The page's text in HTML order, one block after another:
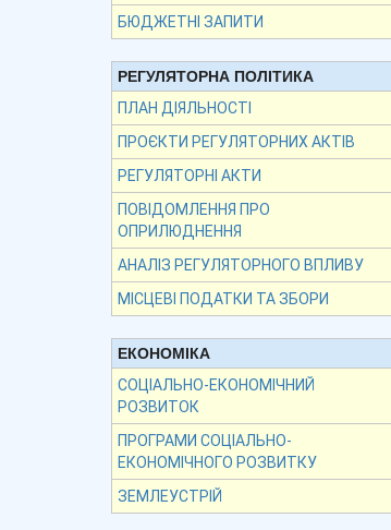
БЮДЖЕТНІ ЗАПИТИ
РЕГУЛЯТОРНА ПОЛІТИКА
ПЛАН ДІЯЛЬНОСТІ
ПРОЄКТИ РЕГУЛЯТОРНИХ АКТІВ
РЕГУЛЯТОРНІ АКТИ
ПОВІДОМЛЕННЯ ПРО
ОПРИЛЮДНЕННЯ
АНАЛІЗ РЕГУЛЯТОРНОГО ВПЛИВУ
МІСЦЕВІ ПОДАТКИ ТА ЗБОРИ
ЕКОНОМІКА
СОЦІАЛЬНО-ЕКОНОМІЧНИЙ
РОЗВИТОК
ПРОГРАМИ СОЦІАЛЬНО-
ЕКОНОМІЧНОГО РОЗВИТКУ
ЗЕМЛЕУСТРІЙ